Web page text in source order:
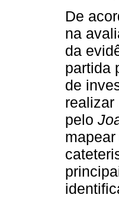
De
na
da
partida
de
realizar
pelo